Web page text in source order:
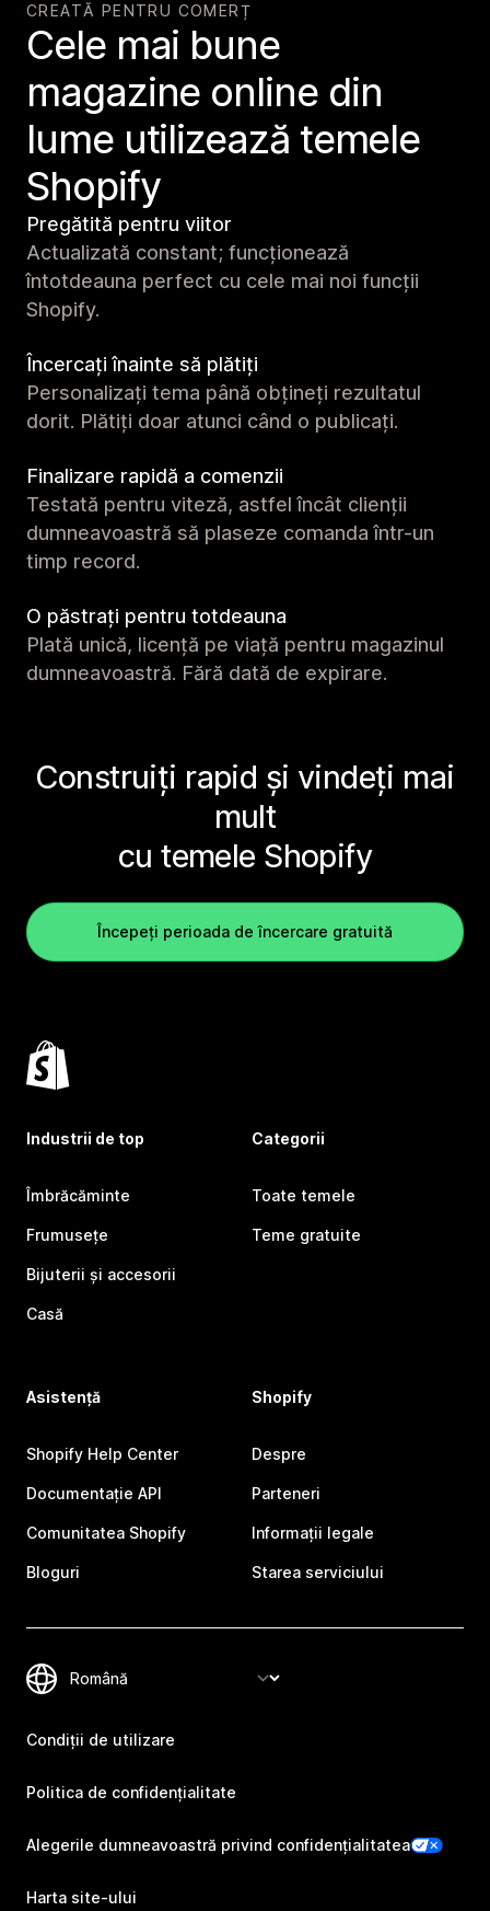
CREATĂ PENTRU COMERȚ
Cele mai bune
magazine online din
lume utilizează temele
Shopify
Pregătită pentru viitor
Actualizată constant; funcționează
întotdeauna perfect cu cele mai noi funcții
Shopify.
Încercați înainte să plătiți
Personalizați tema până obțineți rezultatul
dorit. Plătiți doar atunci când o publicați.
Finalizare rapidă a comenzii
Testată pentru viteză, astfel încât clienții
dumneavoastră să plaseze comanda într-un
timp record.
O păstrați pentru totdeauna
Plată unică, licență pe viață pentru magazinul
dumneavoastră. Fără dată de expirare.
Construiți rapid și vindeți mai
mult
cu temele Shopify
Începeți perioada de încercare gratuită
Industrii de top
Îmbrăcăminte
Frumusețe
Bijuterii și accesorii
Casă
Categorii
Toate temele
Teme gratuite
Asistență
Shopify Help Center
Documentație API
Comunitatea Shopify
Bloguri
Shopify
Despre
Parteneri
Informații legale
Starea serviciului
Condiții de utilizare
Politica de confidențialitate
Alegerile dumneavoastră privind confidențialitatea
Harta site-ului